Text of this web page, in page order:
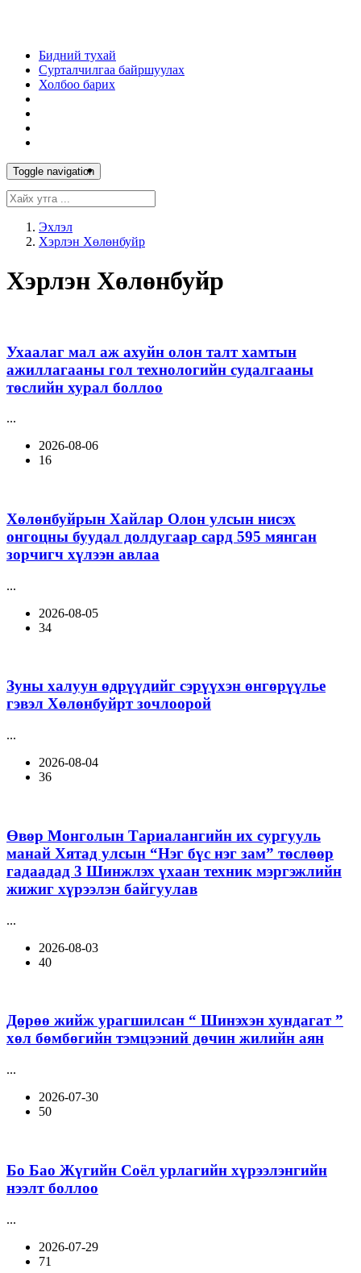
Бидний тухай
Сурталчилгаа байршуулах
Холбоо барих
Toggle navigation
Эхлэл
Хэрлэн Хөлөнбуйр
Хэрлэн Хөлөнбуйр
Ухаалаг мал аж ахуйн олон талт хамтын
ажиллагааны гол технологийн судалгааны
төслийн хурал боллоо
...
2026-08-06
16
Хөлөнбуйрын Хайлар Олон улсын нисэх
онгоцны буудал долдугаар сард 595 мянган
зорчигч хүлээн авлаа
...
2026-08-05
34
Зуны халуун өдрүүдийг сэрүүхэн өнгөрүүлье
гэвэл Хөлөнбуйрт зочлоорой
...
2026-08-04
36
Өвөр Монголын Тариалангийн их сургууль
манай Хятад улсын “Нэг бүс нэг зам” төслөөр
гадаадад 3 Шинжлэх үхаан техник мэргэжлийн
жижиг хүрээлэн байгуулав
...
2026-08-03
40
Дөрөө жийж урагшилсан “ Шинэхэн хундагат ”
хөл бөмбөгийн тэмцээний дөчин жилийн аян
...
2026-07-30
50
Бо Бао Жүгийн Соёл урлагийн хүрээлэнгийн
нээлт боллоо
...
2026-07-29
71